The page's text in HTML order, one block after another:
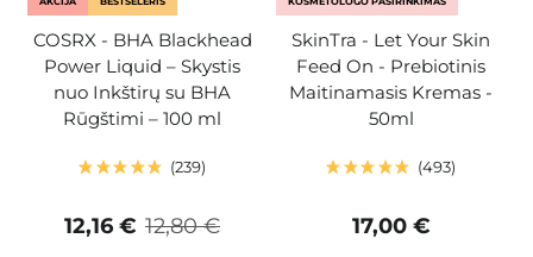
COSRX - BHA Blackhead
Power Liquid – Skystis
nuo Inkštirų su BHA
Rūgštimi – 100 ml
239
12,80 €
12,16 €
SkinTra - Let Your Skin
Feed On - Prebiotinis
Maitinamasis Kremas -
50ml
493
17,00 €